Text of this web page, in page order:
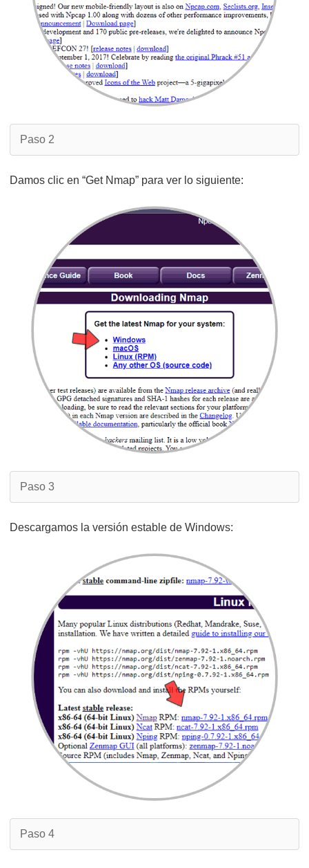
Paso 2
Damos clic en “Get Nmap” para ver lo siguiente:
Paso 3
Descargamos la versión estable de Windows:
Paso 4